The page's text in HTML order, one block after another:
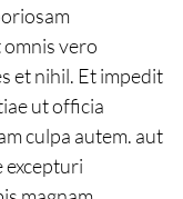
vero
et nihil. Et impedit
ut officia
culpa autem. aut
excepturi